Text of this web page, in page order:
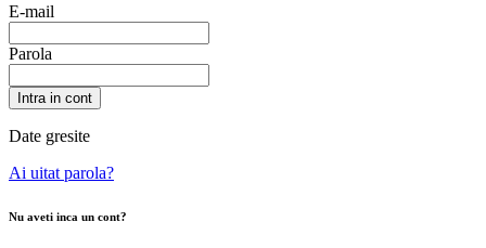
E-mail
Parola
Intra in cont
Date gresite
Ai uitat parola?
Nu aveti inca un cont?